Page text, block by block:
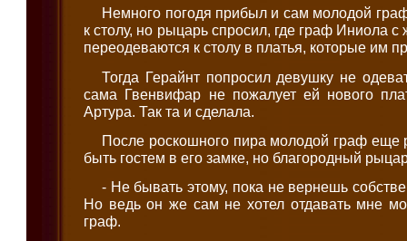
Немного погодя прибыл и сам молодой
к столу, но рыцарь спросил, где граф Иниола
переодеваются к столу в платья, которые им
Тогда Герайнт попросил девушку не
сама Гвенвифар не пожалует ей нового
Артура. Так та и сделала.
После роскошного пира молодой граф еще
быть гостем в его замке, но благородный
- Не бывать этому, пока не вернешь
Но ведь он же сам не хотел отдавать мне
граф.